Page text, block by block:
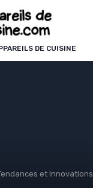
DE CUISINE
et Innovations
cookies